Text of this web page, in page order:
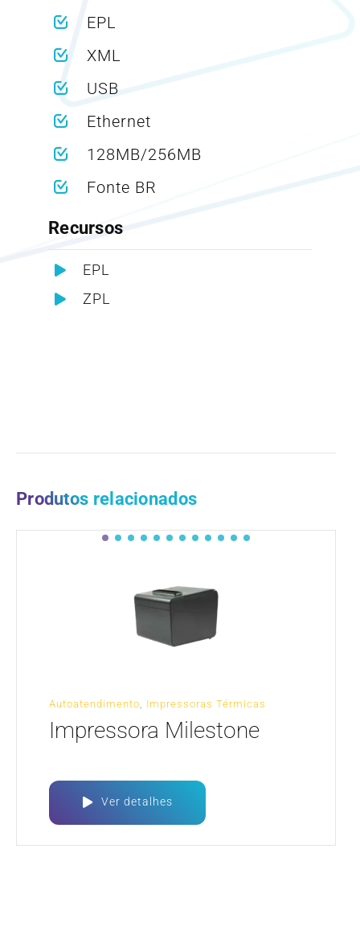
EPL
XML
USB
Ethernet
128MB/256MB
Fonte BR
Recursos
EPL
ZPL
Produtos relacionados
Autoatendimento, Impressoras Térmicas
Impressora Milestone
Ver detalhes